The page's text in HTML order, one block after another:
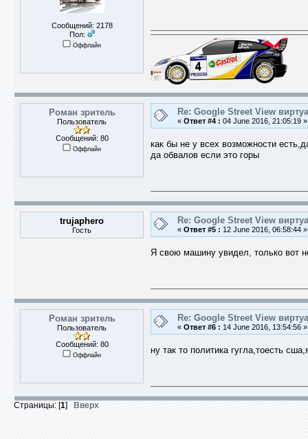
Сообщений: 2178
Пол:
Оффлайн
Роман зритель
Пользователь
Сообщений: 80
Оффлайн
Re: Google Street View
« Ответ #4 : 04 June 2016, 21:05:19 »
как бы не у всех возможности
да обвалов если это горы
trujaphero
Гость
Re: Google Street View
« Ответ #5 : 12 June 2016, 06:58:44 »
Я свою машину увидел, только вот
Роман зритель
Пользователь
Сообщений: 80
Оффлайн
Re: Google Street View
« Ответ #6 : 14 June 2016, 13:54:56 »
ну так то политика гугла,тоесть
Страницы: [1] Вверх